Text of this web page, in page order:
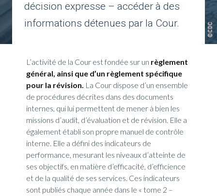
©CDC
décision expresse – accéder à des
informations détenues par la Cour.
L’activité de la Cour est fondée sur un règlement
général, ainsi que d’un règlement spécifique
pour la révision. La Cour dispose d’un ensemble
de procédures décrites dans des documents
internes, qui lui permettent de mener à bien les
missions d’audit, d’évaluation et de révision. Elle a
également établi son propre manuel de contrôle
interne. Elle a défini des indicateurs de
performance, mesurant les niveaux d’atteinte de
ses objectifs, en matière d’efficacité, d’efficience
et de la qualité de ses services. Ces indicateurs
sont publiés chaque année dans le « tome 2 –